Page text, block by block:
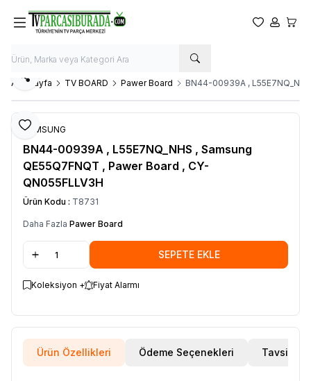
Favorilerim
Hesabım
Ana Sayfa TV BOARD Pawer Board BN44-00939A ,
Favoriye Ekle
Paylaş
SAMSUNG
BN44-00939A , L55E7NQ_NHS , Samsung
QE55Q7FNQT , Pawer Board , CY-
QN055FLLV3H
Ürün Kodu : T8731
Daha Fazla Pawer Board
SEPETE EKLE
Koleksiyon + Fiyat Alarmı
Ürün Özellikleri Ödeme Seçenekleri Tavsiye Et